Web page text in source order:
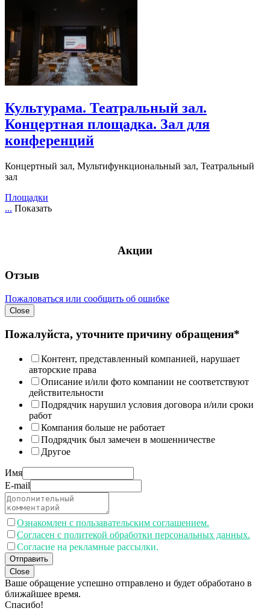
Культурама. Театральный зал.
Концертная площадка. Зал для
конференций
Концертный зал, Мультифункциональный зал, Театральный
зал
Площадки
... Показать
Акции
Отзыв
Пожаловаться или сообщить об ошибке
Close
Пожалуйста, уточните причину обращения*
Контент, представленный компанией, нарушает
авторские права
Описание и/или фото компании не соответствуют
действительности
Подрядчик нарушил условия договора и/или сроки
работ
Компания больше не работает
Подрядчик был замечен в мошенничестве
Другое
Имя
E-mail
Ознакомлен с пользавательским соглашением.
Согласен с политекой обработки персональных данных.
Согласие на рекламные рассылки.
Отправить
Close
Ваше обращение успешно отправлено и будет обработано в
ближайшее время.
Спасибо!